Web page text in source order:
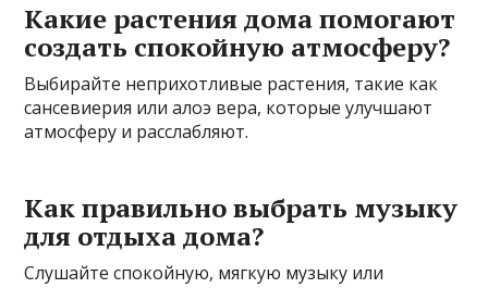
Какие растения дома помогают
создать спокойную атмосферу?
Выбирайте неприхотливые растения, такие как
сансевиерия или алоэ вера, которые улучшают
атмосферу и расслабляют.
Как правильно выбрать музыку
для отдыха дома?
Слушайте спокойную, мягкую музыку или